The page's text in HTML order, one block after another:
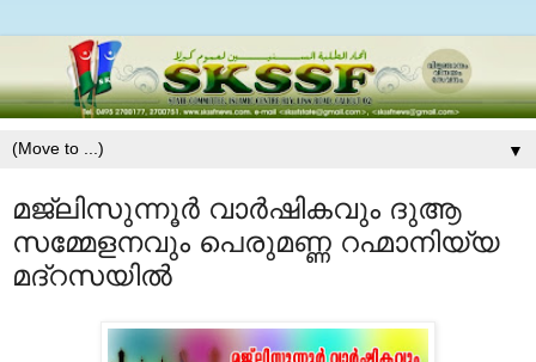
▼
മജ്‌ലിസുന്നൂര്‍ വാര്‍ഷികവും ദുആ
സമ്മേളനവും പെരുമണ്ണ റഹ്മാനിയ്യ
മദ്‌റസയില്‍